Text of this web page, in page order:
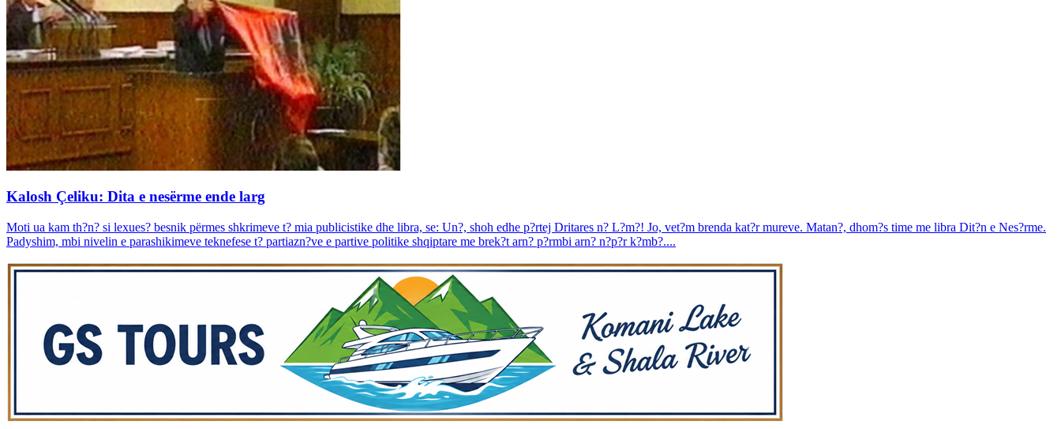
Kalosh Çeliku: Dita e nesërme ende larg
Moti ua kam th?n? si lexues? besnik përmes shkrimeve t? mia publicistike dhe libra, se: Un?, shoh edhe p?rtej Dritares n? L?m?! Jo, vet?m brenda kat?r mureve. Matan?, dhom?s time me libra Dit?n e Nes?rme.
Padyshim, mbi nivelin e parashikimeve teknefese t? partiazn?ve e partive politike shqiptare me brek?t arn? p?rmbi arn? n?p?r k?mb?....